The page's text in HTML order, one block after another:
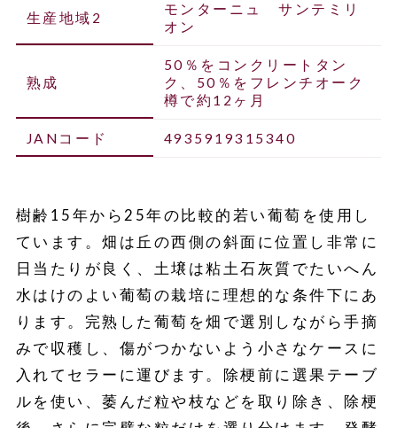
生産地域2
モンターニュ サンテミリ
オン
熟成
50％をコンクリートタン
ク、50％をフレンチオーク
樽で約12ヶ月
JANコード 4935919315340
樹齢15年から25年の比較的若い葡萄を使用し
ています。畑は丘の西側の斜面に位置し非常に
日当たりが良く、土壌は粘土石灰質でたいへん
水はけのよい葡萄の栽培に理想的な条件下にあ
ります。完熟した葡萄を畑で選別しながら手摘
みで収穫し、傷がつかないよう小さなケースに
入れてセラーに運びます。除梗前に選果テーブ
ルを使い、萎んだ粒や枝などを取り除き、除梗